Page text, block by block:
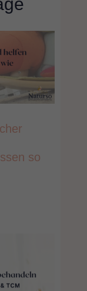
so